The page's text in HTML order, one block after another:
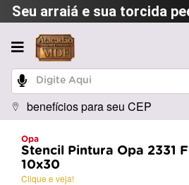
Seu arraiá e sua torcida
benefícios para seu CEP
Opa
Stencil Pintura Opa 2331
10x30
Clique e veja!